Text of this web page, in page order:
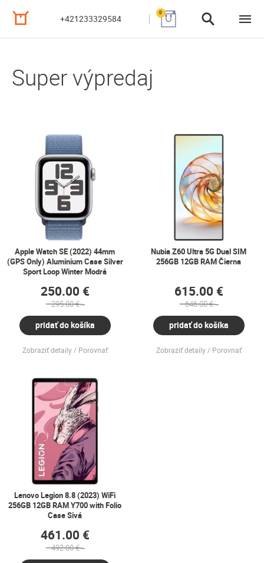
+421233329584
0
Super výpredaj
Apple Watch SE (2022) 44mm
(GPS Only) Aluminium Case Silver
Sport Loop Winter Modrá
250.00 €
295.00 €
pridať do košíka
Zobraziť detaily Porovnať
Nubia Z60 Ultra 5G Dual SIM
256GB 12GB RAM Čierna
615.00 €
646.00 €
pridať do košíka
Zobraziť detaily Porovnať
Lenovo Legion 8.8 (2023) WiFi
256GB 12GB RAM Y700 with Folio
Case Sivá
461.00 €
492.00 €